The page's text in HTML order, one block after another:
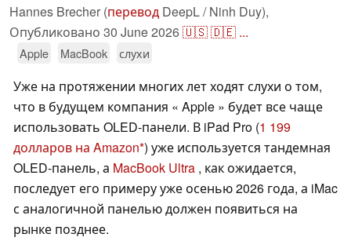
Hannes Brecher (перевод DeepL / Ninh Duy),
Опубликовано 30 June 2026🇺🇸🇩🇪 ...
Apple MacBook слухи
Уже на протяжении многих лет ходят слухи о том,
что в будущем компания « Apple » будет все чаще
использовать OLED-панели. В iPad Pro (1 199
долларов на Amazon ) уже используется тандемная
OLED-панель, а MacBook Ultra , как ожидается,
последует его примеру уже осенью 2026 года, а iMac
с аналогичной панелью должен появиться на
рынке позднее.